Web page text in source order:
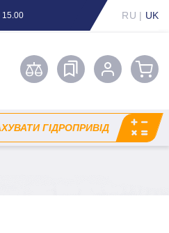
15.00 RU | UK
ГІДРОПРИВІД